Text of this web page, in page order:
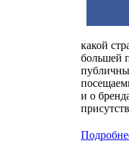
какой
большей
и о